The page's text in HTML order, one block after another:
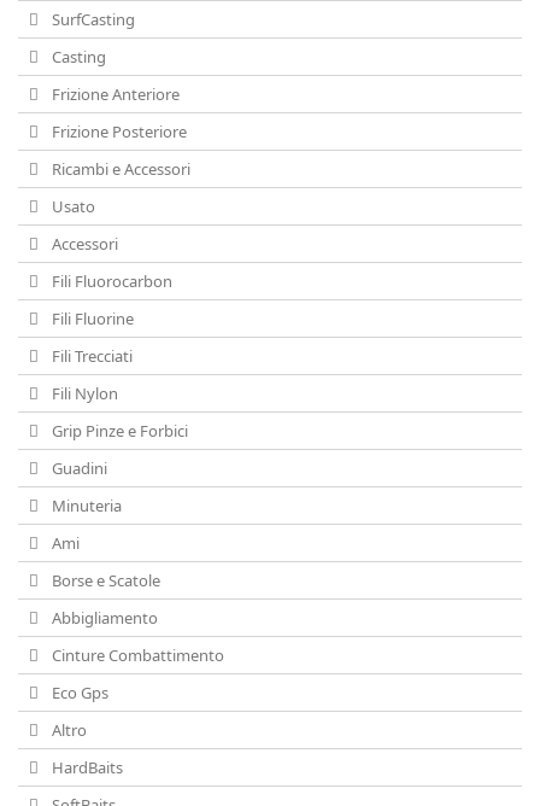
SurfCasting
Casting
Frizione Anteriore
Frizione Posteriore
Ricambi e Accessori
Usato
Accessori
Fili Fluorocarbon
Fili Fluorine
Fili Trecciati
Fili Nylon
Grip Pinze e Forbici
Guadini
Minuteria
Ami
Borse e Scatole
Abbigliamento
Cinture Combattimento
Eco Gps
Altro
HardBaits